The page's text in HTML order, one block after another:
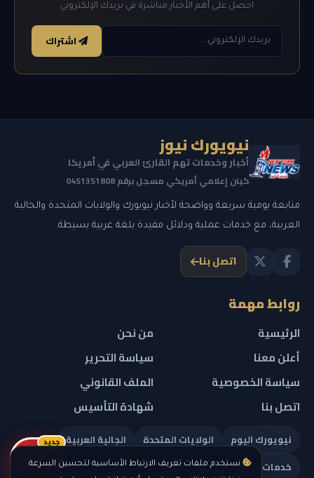
نستخدم ملفات تعريف الارتباط الأساسية لتحسين السرعة
احصل على أهم الأخبار مباشرة في بريدك الإلكتروني
اشتراك
نيويورك نيوز
أخبار وخدمات تهم القارئ العربي في أمريكا
كيان إعلامي أمريكي مسجل برقم 0451351808
متابعة يومية سريعة وواضحة لأخبار نيويورك والولايات المتحدة والجالية
العربية، مع خدمات عملية ودلائل مفيدة بلغة عربية بسيطة.
اتصل بنا
روابط مهمة
الرئيسية
من نحن
أعلن معنا
سياسة التحرير
سياسة الخصوصية
الملف القانوني
اتصل بنا
شهادة التأسيس
نيويورك اليوم الولايات المتحدة
الجالية العربية
خدمات تهمك
ريلز
جديد